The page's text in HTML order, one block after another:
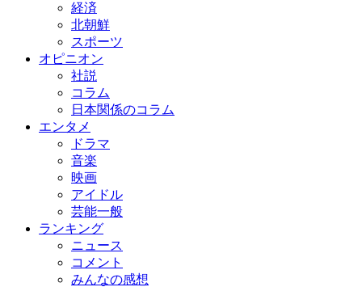
経済
北朝鮮
スポーツ
オピニオン
社説
コラム
日本関係のコラム
エンタメ
ドラマ
音楽
映画
アイドル
芸能一般
ランキング
ニュース
コメント
みんなの感想